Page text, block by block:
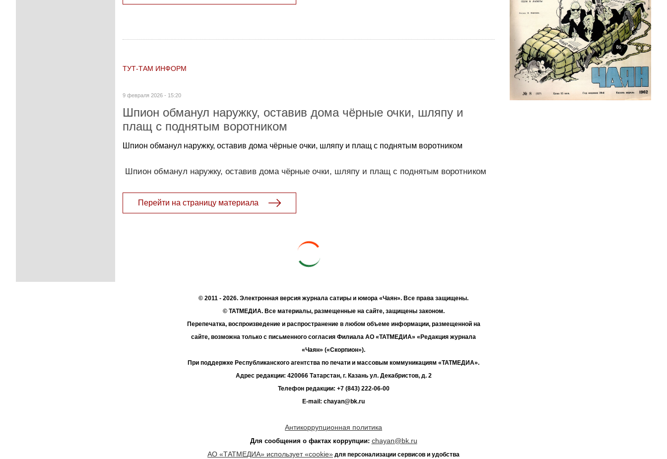
ТУТ-ТАМ ИНФОРМ
9 февраля 2026 - 15:20
Шпион обманул наружку, оставив дома чёрные очки, шляпу и
плащ с поднятым воротником
Шпион обманул наружку, оставив дома чёрные очки, шляпу и плащ с поднятым воротником
Шпион обманул наружку, оставив дома чёрные очки, шляпу и плащ с поднятым воротником
Перейти на страницу материала
© 2011 - 2026. Электронная версия журнала сатиры и юмора «Чаян». Все права защищены.
© ТАТМЕДИА. Все материалы, размещенные на сайте, защищены законом.
Перепечатка, воспроизведение и распространение в любом объеме информации, размещенной на
сайте, возможна только с письменного согласия Филиала АО «ТАТМЕДИА» «Редакция журнала
«Чаян» («Скорпион»).
При поддержке Республиканского агентства по печати и массовым коммуникациям «ТАТМЕДИА».
Адрес редакции: 420066 Татарстан, г. Казань ул. Декабристов, д. 2
Телефон редакции: +7 (843) 222-06-00
E-mail: chayan@bk.ru
Антикоррупционная политика
Для сообщения о фактах коррупции: chayan@bk.ru
АО «ТАТМЕДИА» использует «cookie» для персонализации сервисов и удобства